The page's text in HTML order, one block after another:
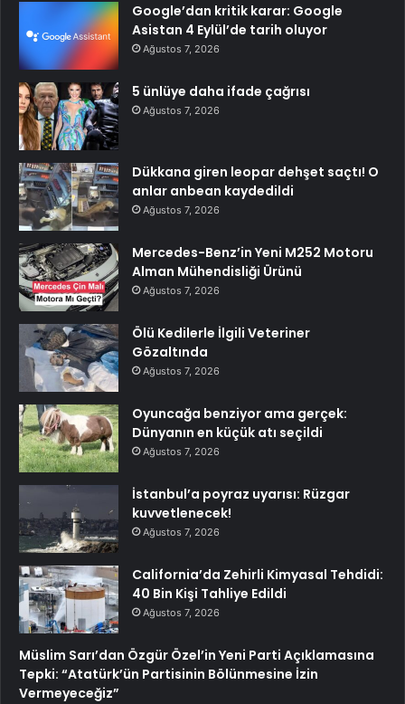
Google’dan kritik karar: Google
Asistan 4 Eylül’de tarih oluyor
Ağustos 7, 2026
5 ünlüye daha ifade çağrısı
Ağustos 7, 2026
Dükkana giren leopar dehşet saçtı! O
anlar anbean kaydedildi
Ağustos 7, 2026
Mercedes-Benz’in Yeni M252 Motoru
Alman Mühendisliği Ürünü
Ağustos 7, 2026
Ölü Kedilerle İlgili Veteriner
Gözaltında
Ağustos 7, 2026
Oyuncağa benziyor ama gerçek:
Dünyanın en küçük atı seçildi
Ağustos 7, 2026
İstanbul’a poyraz uyarısı: Rüzgar
kuvvetlenecek!
Ağustos 7, 2026
California’da Zehirli Kimyasal Tehdidi:
40 Bin Kişi Tahliye Edildi
Ağustos 7, 2026
Müslim Sarı’dan Özgür Özel’in Yeni Parti Açıklamasına
Tepki: “Atatürk’ün Partisinin Bölünmesine İzin
Vermeyeceğiz”